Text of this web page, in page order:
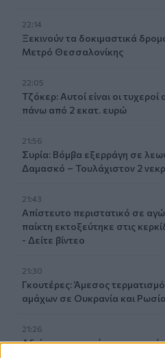
22:14
Ξεκινούν τα δοκιμαστικά
Μετρό Θεσσαλονίκης
22:05
Τζόκερ: Αυτοί είναι οι
πάνω από 2 εκατ. ευρώ
21:56
Συρία: Βόμβα εξερράγη σε
Δαμασκό – Τουλάχιστον 2
21:43
Απίστευτο περιστατικό σε
παίκτη εκτοξεύτηκε στις
- Δείτε βίντεο
21:30
Γκουτέρες: Άμεσος
αμάχων σε Ουκρανία και Ρωσία
21:26
Αδιάκοπες οι ροές